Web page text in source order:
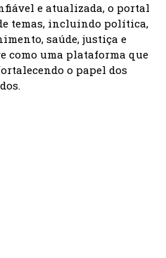
e atualizada, o portal
temas, incluindo política,
saúde, justiça e
como uma plataforma que
o papel dos